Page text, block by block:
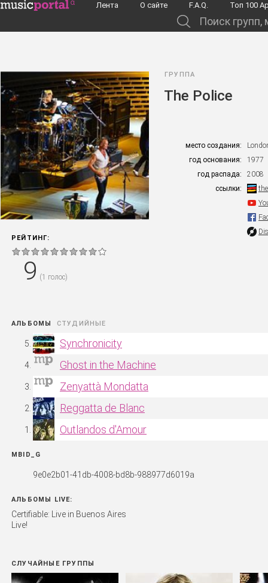
Перейти к основному содержанию
Лента О сайте F.A.Q. Toп 100
РЕЙТИНГ:
9 (1 голос)
ГРУППА
The Police
место создания:
год основания:
1977
год распада:
2008
ссылки:
АЛЬБОМЫ
Synchronicity
Ghost in the Machine
Zenyattà Mondatta
Reggatta de Blanc
Outlandos d'Amour
MBID_G
9e0e2b01-41db-4008-bd8b-988977d6019a
АЛЬБОМЫ LIVE:
Certifiable: Live in Buenos Aires
Live!
СЛУЧАЙНЫЕ ГРУППЫ